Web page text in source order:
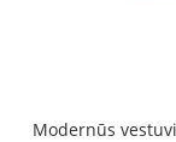
Modernūs